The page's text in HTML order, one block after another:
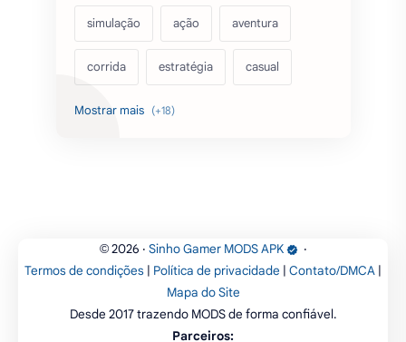
simulação ação aventura
corrida estratégia casual
acarde esportes
luta educação
desenho
artes
© 2026 ‧ Sinho Gamer MODS APK
‧
Termos de condições | Política de privacidade | Contato/DMCA |
Mapa do Site
Desde 2017 trazendo MODS de forma confiável.
Parceiros: